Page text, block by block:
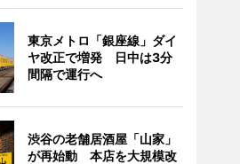
東京メトロ「銀座線」ダイ
ヤ改正で増発 日中は3分
間隔で運行へ
渋谷の老舗居酒屋「山家」
が再始動 本店を大規模改